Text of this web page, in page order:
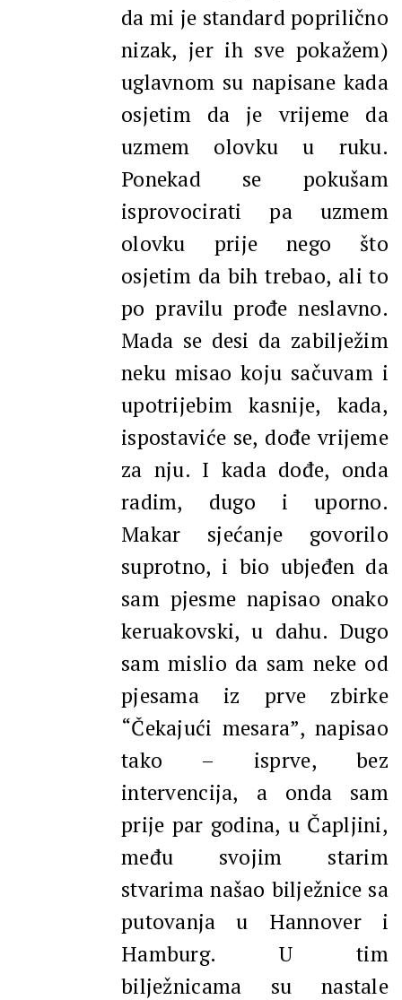
da mi je standard poprilično
nizak, jer ih sve pokažem)
uglavnom su napisane kada
osjetim da je vrijeme da
uzmem olovku u ruku.
Ponekad se pokušam
isprovocirati pa uzmem
olovku prije nego što
osjetim da bih trebao, ali to
po pravilu prođe neslavno.
Mada se desi da zabilježim
neku misao koju sačuvam i
upotrijebim kasnije, kada,
ispostaviće se, dođe vrijeme
za nju. I kada dođe, onda
radim, dugo i uporno.
Makar sjećanje govorilo
suprotno, i bio ubjeđen da
sam pjesme napisao onako
keruakovski, u dahu. Dugo
sam mislio da sam neke od
pjesama iz prve zbirke
“Čekajući mesara”, napisao
tako – isprve, bez
intervencija, a onda sam
prije par godina, u Čapljini,
među svojim starim
stvarima našao bilježnice sa
putovanja u Hannover i
Hamburg. U tim
bilježnicama su nastale